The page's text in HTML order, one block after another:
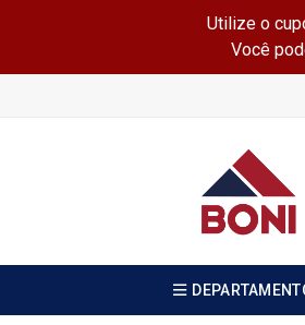
Utilize o
Você